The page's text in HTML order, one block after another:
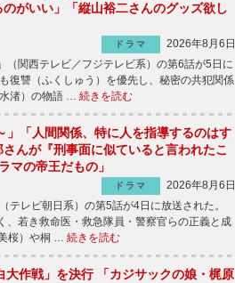
がいい」「縦山裕二さんのグッズ欲し
ドラマ
2026年8月6日
関西テレビ／フジテレビ系）の第6話が5日に
讐（ふくしゅう）を優先し、秘密の共犯関係
渚）の物語 … 続きを読む
」「人間関係、特に人を指導するのはす
んが『刑事面に似ていると言われたこ
マの帝王だもの」
ドラマ
2026年8月6日
レビ朝日系）の第5話が4日に放送された。
若き救命医・救急隊員・警察官らの正義と成
桜）や桐 … 続きを読む
大作戦」を決行 「カジサックの娘・梶原